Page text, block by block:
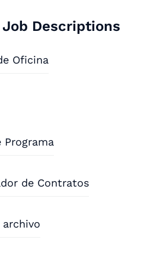
Descriptions
Oficina
Programa
de Contratos